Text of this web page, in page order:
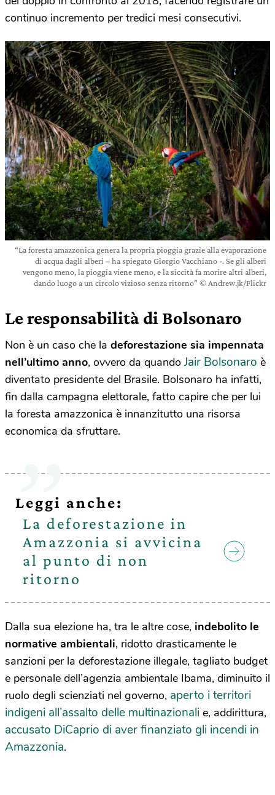
continuo incremento per tredici mesi consecutivi.
“La foresta amazzonica genera la propria pioggia grazie alla evaporazione
di acqua dagli alberi – ha spiegato Giorgio Vacchiano -. Se gli alberi
vengono meno, la pioggia viene meno, e la siccità fa morire altri alberi,
dando luogo a un circolo vizioso senza ritorno” © Andrew.jk/Flickr
Le responsabilità di Bolsonaro
Non è un caso che la deforestazione sia impennata
nell’ultimo anno, ovvero da quandoJair Bolsonaro è
diventato presidente del Brasile. Bolsonaro ha infatti,
fin dalla campagna elettorale, fatto capire che per lui
la foresta amazzonica è innanzitutto una risorsa
economica da sfruttare.
Leggi anche:
La deforestazione in
Amazzonia si avvicina
al punto di non
ritorno
Dalla sua elezione ha, tra le altre cose, indebolito le
normative ambientali, ridotto drasticamente le
sanzioni per la deforestazione illegale, tagliato budget
e personale dell’agenzia ambientale Ibama, diminuito il
ruolo degli scienziati nel governo, aperto i territori
indigeni all’assalto delle multinazionali e, addirittura,
accusato DiCaprio di aver finanziato gli incendi in
Amazzonia.